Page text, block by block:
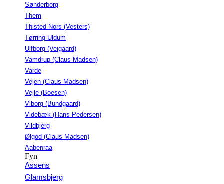
Sønderborg
Them
Thisted-Nors (Vesters)
Tørring-Uldum
Ulfborg (Veigaard)
Vamdrup (Claus Madsen)
Varde
Vejen (Claus Madsen)
Vejle (Boesen)
Viborg (Bundgaard)
Videbæk (Hans Pedersen)
Vildbjerg
Ølgod (Claus Madsen)
Aabenraa
Fyn
Assens
Glamsbjerg